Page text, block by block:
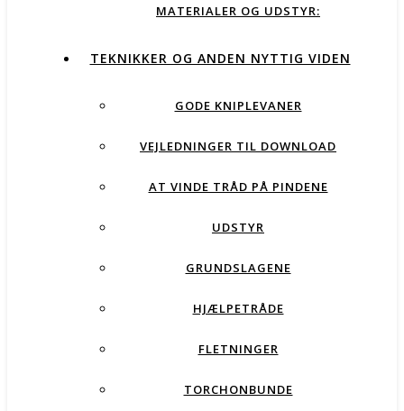
MATERIALER OG UDSTYR:
TEKNIKKER OG ANDEN NYTTIG VIDEN
GODE KNIPLEVANER
VEJLEDNINGER TIL DOWNLOAD
AT VINDE TRÅD PÅ PINDENE
UDSTYR
GRUNDSLAGENE
HJÆLPETRÅDE
FLETNINGER
TORCHONBUNDE